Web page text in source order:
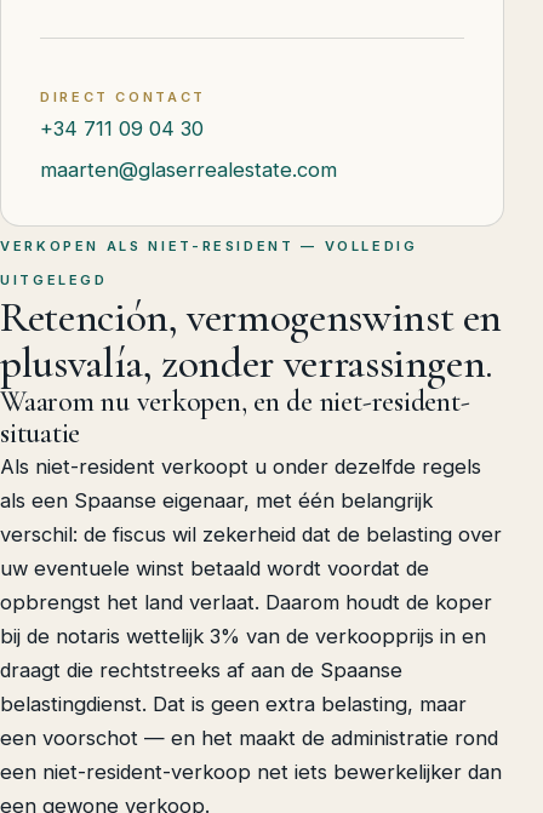
DIRECT CONTACT
+34 711 09 04 30
maarten@glaserrealestate.com
VERKOPEN ALS NIET-RESIDENT — VOLLEDIG
UITGELEGD
Retención, vermogenswinst en
plusvalía, zonder verrassingen.
Waarom nu verkopen, en de niet-resident-
situatie
Als niet-resident verkoopt u onder dezelfde regels
als een Spaanse eigenaar, met één belangrijk
verschil: de fiscus wil zekerheid dat de belasting over
uw eventuele winst betaald wordt voordat de
opbrengst het land verlaat. Daarom houdt de koper
bij de notaris wettelijk 3% van de verkoopprijs in en
draagt die rechtstreeks af aan de Spaanse
belastingdienst. Dat is geen extra belasting, maar
een voorschot — en het maakt de administratie rond
een niet-resident-verkoop net iets bewerkelijker dan
een gewone verkoop.